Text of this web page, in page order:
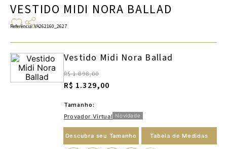
VESTIDO MIDI NORA BALLAD
Referência:VA262160_2627
Vestido Midi Nora Ballad
R$ 1.898,00
R$ 1.329,00
Tamanho:
Provador Virtual Novidade
Descubra seu Tamanho Tabela de Medidas